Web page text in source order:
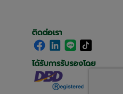
ติดต่อเรา
ได้รับการรับรองโดย